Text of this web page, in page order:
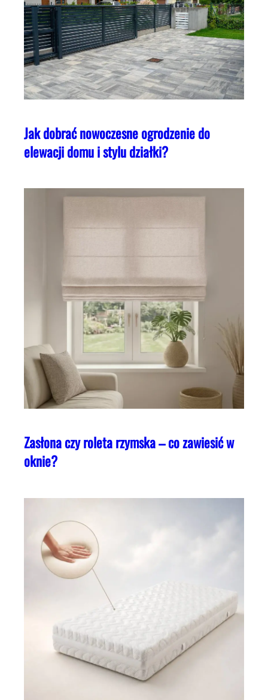
Jak dobrać nowoczesne ogrodzenie do
elewacji domu i stylu działki?
Zasłona czy roleta rzymska – co zawiesić w
oknie?